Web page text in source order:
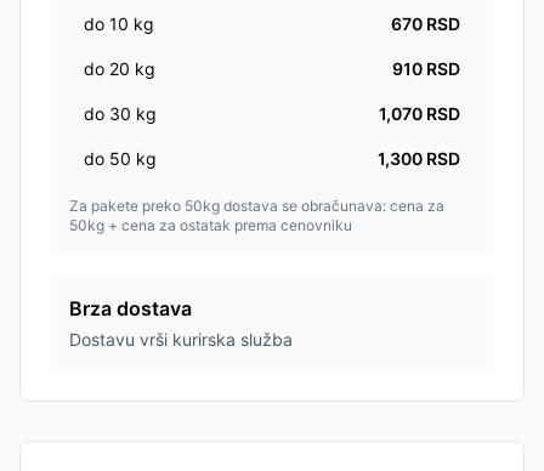
do 10 kg 670 RSD
do 20 kg 910 RSD
do 30 kg 1,070 RSD
do 50 kg 1,300 RSD
Za pakete preko 50kg dostava se obračunava: cena za
50kg + cena za ostatak prema cenovniku
Brza dostava
Dostavu vrši kurirska služba